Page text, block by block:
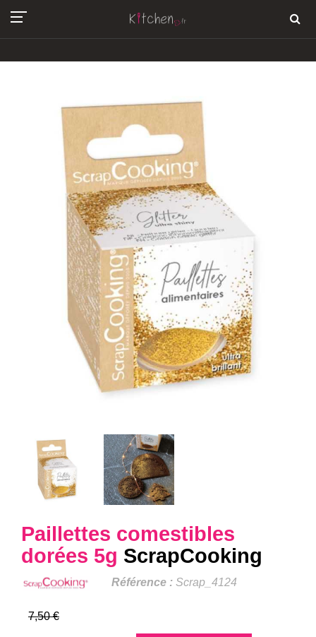
Paillettes comestibles
dorées 5g ScrapCooking
Référence : Scrap_4124
7,50 €